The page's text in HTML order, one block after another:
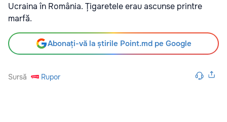
Ucraina în România. Țigaretele erau ascunse printre
marfă.
Abonați-vă la știrile Point.md pe Google
Sursă Rupor